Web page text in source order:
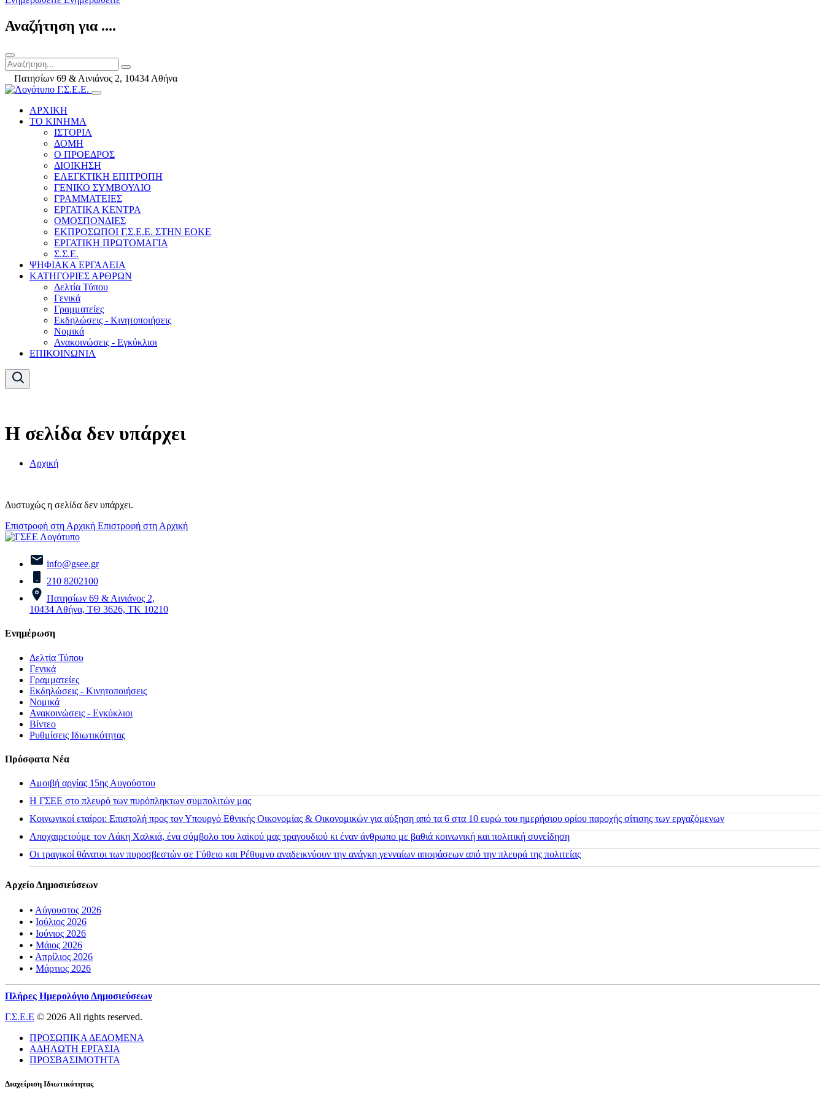
Αναζήτηση για ....
Πατησίων 69 & Αινιάνος 2, 10434 Αθήνα
ΑΡΧΙΚΗ
ΤΟ ΚΙΝΗΜΑ
ΙΣΤΟΡΙΑ
ΔΟΜΗ
Ο ΠΡΟΕΔΡΟΣ
ΔΙΟΙΚΗΣΗ
ΕΛΕΓΚΤΙΚΗ ΕΠΙΤΡΟΠΗ
ΓΕΝΙΚΟ ΣΥΜΒΟΥΛΙΟ
ΓΡΑΜΜΑΤΕΙΕΣ
ΕΡΓΑΤΙΚΑ ΚΕΝΤΡΑ
ΟΜΟΣΠΟΝΔΙΕΣ
ΕΚΠΡΟΣΩΠΟΙ Γ.Σ.Ε.Ε. ΣΤΗΝ ΕΟΚΕ
ΕΡΓΑΤΙΚΗ ΠΡΩΤΟΜΑΓΙΑ
Σ.Σ.Ε.
ΨΗΦΙΑΚΑ ΕΡΓΑΛΕΙΑ
ΚΑΤΗΓΟΡΙΕΣ ΑΡΘΡΩΝ
Δελτία Τύπου
Γενικά
Γραμματείες
Εκδηλώσεις - Κινητοποιήσεις
Νομικά
Ανακοινώσεις - Εγκύκλιοι
ΕΠΙΚΟΙΝΩΝΙΑ
Η σελίδα δεν υπάρχει
Αρχική
Δυστυχώς η σελίδα δεν υπάρχει.
Επιστροφή στη Αρχική Επιστροφή στη Αρχική
info@gsee.gr
210 8202100
Πατησίων 69 & Αινιάνος 2,
10434 Αθήνα, ΤΘ 3626, ΤΚ 10210
Ενημέρωση
Δελτία Τύπου
Γενικά
Γραμματείες
Εκδηλώσεις - Κινητοποιήσεις
Νομικά
Ανακοινώσεις - Εγκύκλιοι
Βίντεο
Ρυθμίσεις Ιδιωτικότητας
Πρόσφατα Νέα
Αμοιβή αργίας 15ης Αυγούστου
H ΓΣΕΕ στο πλευρό των πυρόπληκτων συμπολιτών μας
Κοινωνικοί εταίροι: Επιστολή προς τον Υπουργό Εθνικής Οικονομίας & Οικονομικών για αύξηση από τα 6 στα 10 ευρώ του ημερήσιου ορίου παροχής σίτισης των εργαζόμενων
Αποχαιρετούμε τον Λάκη Χαλκιά, ένα σύμβολο του λαϊκού μας τραγουδιού κι έναν άνθρωπο με βαθιά κοινωνική και πολιτική συνείδηση
Οι τραγικοί θάνατοι των πυροσβεστών σε Γύθειο και Ρέθυμνο αναδεικνύουν την ανάγκη γενναίων αποφάσεων από την πλευρά της πολιτείας
Αρχείο Δημοσιεύσεων
• Αύγουστος 2026
• Ιούλιος 2026
• Ιούνιος 2026
• Μάιος 2026
• Απρίλιος 2026
• Μάρτιος 2026
Πλήρες Ημερολόγιο Δημοσιεύσεων
Γ.Σ.Ε.Ε © 2026 All rights reserved.
ΠΡΟΣΩΠΙΚΑ ΔΕΔΟΜΕΝΑ
ΑΔΗΛΩΤΗ ΕΡΓΑΣΙΑ
ΠΡΟΣΒΑΣΙΜΟΤΗΤΑ
Διαχείριση Ιδιωτικότητας